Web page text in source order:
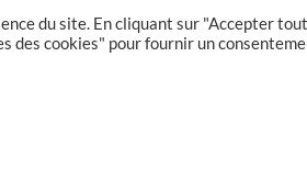
du site. En cliquant sur "Accepter
des cookies" pour fournir un